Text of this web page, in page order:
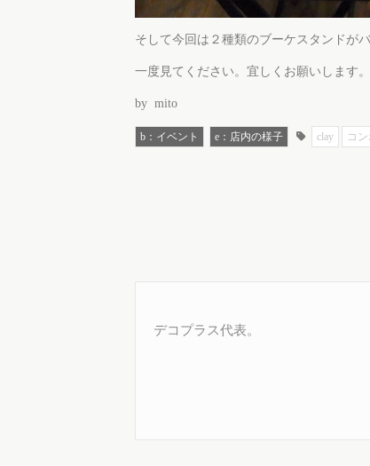
そして今回は２種類のブーケスタンドが
一度見てください。宜しくお願いします。
by mito
b：イベント e：店内の様子 clay コ
デコプラス代表。